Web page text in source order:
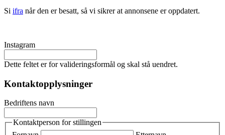
Si ifra når den er besatt, så vi sikrer at annonsene er oppdatert.
Instagram
Dette feltet er for valideringsformål og skal stå uendret.
Kontaktopplysninger
Bedriftens navn
Kontaktperson for stillingen